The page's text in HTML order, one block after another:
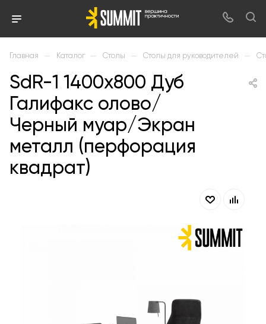
Главная — Каталог — Столы — Столы для руководителей —
SdR-1 1400х800 Дуб
Галифакс олово/
Черный муар/Экран
металл (перфорация
квадрат)